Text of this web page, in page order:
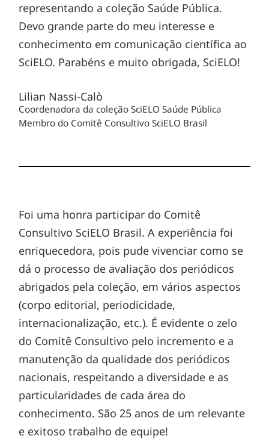
representando a coleção Saúde Pública.
Devo grande parte do meu interesse e
conhecimento em comunicação científica ao
SciELO. Parabéns e muito obrigada, SciELO!
Lilian Nassi-Calò
Coordenadora da coleção SciELO Saúde Pública
Membro do Comitê Consultivo SciELO Brasil
Foi uma honra participar do Comitê
Consultivo SciELO Brasil. A experiência foi
enriquecedora, pois pude vivenciar como se
dá o processo de avaliação dos periódicos
abrigados pela coleção, em vários aspectos
(corpo editorial, periodicidade,
internacionalização, etc.). É evidente o zelo
do Comitê Consultivo pelo incremento e a
manutenção da qualidade dos periódicos
nacionais, respeitando a diversidade e as
particularidades de cada área do
conhecimento. São 25 anos de um relevante
e exitoso trabalho de equipe!